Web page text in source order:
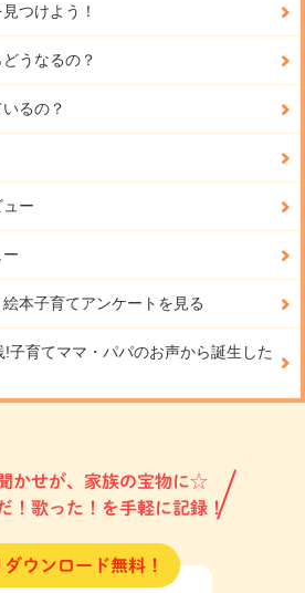
つけよう！
うなるの？
るの？
ー
絵本子育てアンケートを見る
!子育てママ・パパのお声から誕生した
かせが、家族の宝物に☆
！歌った！を手軽に記録！
ダウンロード無料！